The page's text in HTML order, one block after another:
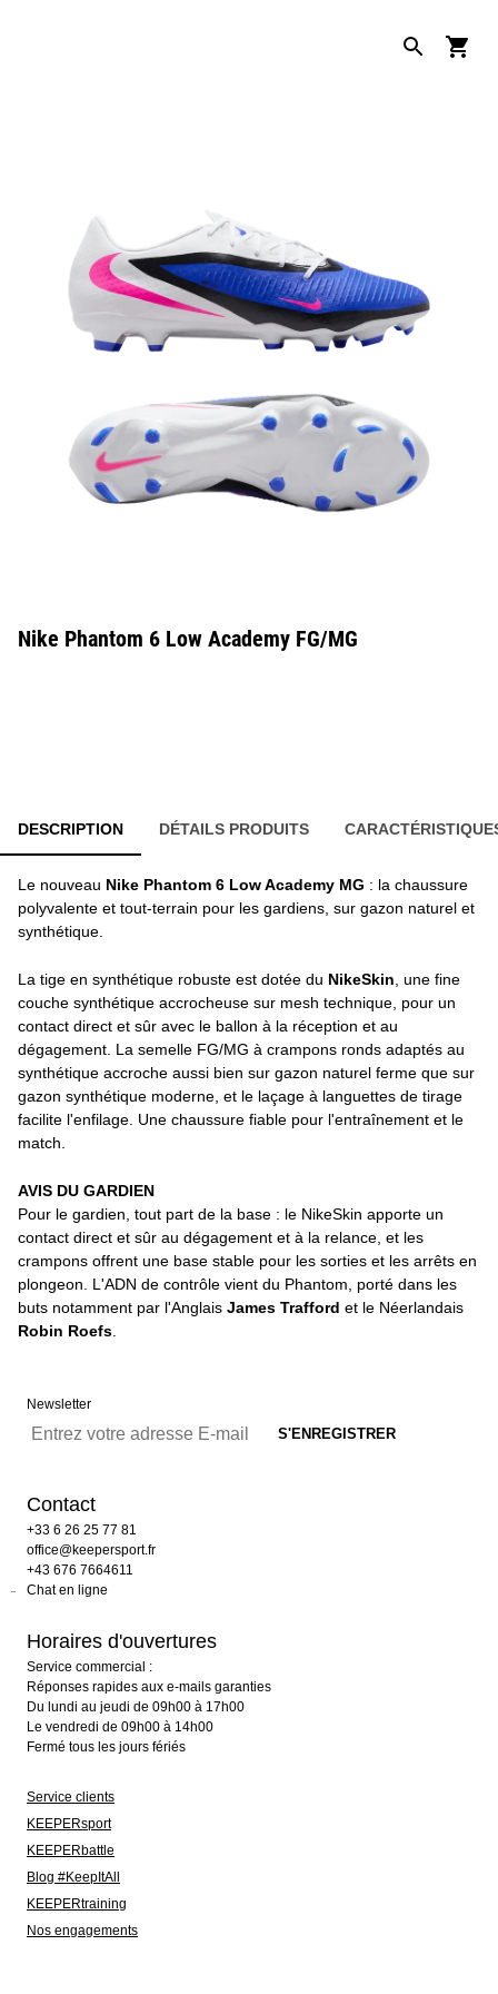
Nike Phantom 6 Low Academy FG/MG
DESCRIPTION DÉTAILS PRODUITS
Le nouveau Nike Phantom 6 Low Academy MG : la chaussure
polyvalente et tout-terrain pour les gardiens, sur gazon naturel et
synthétique.
La tige en synthétique robuste est dotée du NikeSkin , une fine
couche synthétique accrocheuse sur mesh technique, pour un
contact direct et sûr avec le ballon à la réception et au
dégagement. La semelle FG/MG à crampons ronds adaptés au
synthétique accroche aussi bien sur gazon naturel ferme que sur
gazon synthétique moderne, et le laçage à languettes de tirage
facilite l'enfilage. Une chaussure fiable pour l'entraînement et le
match.
AVIS DU GARDIEN
Pour le gardien, tout part de la base : le NikeSkin apporte un
contact direct et sûr au dégagement et à la relance, et les
crampons offrent une base stable pour les sorties et les arrêts en
plongeon. L'ADN de contrôle vient du Phantom, porté dans les
buts notamment par l'Anglais James Trafford et le Néerlandais
Robin Roefs
Newsletter
Contact
+33 6 26 25 77 81
office@keepersport.fr
+43 676 7664611
Chat en ligne
Horaires d'ouvertures
Service commercial :
Réponses rapides aux e-mails garanties
Du lundi au jeudi de 09h00 à 17h00
Le vendredi de 09h00 à 14h00
Fermé tous les jours fériés
Service clients
KEEPERsport
KEEPERbattle
Blog #KeepItAll
KEEPERtraining
Nos engagements